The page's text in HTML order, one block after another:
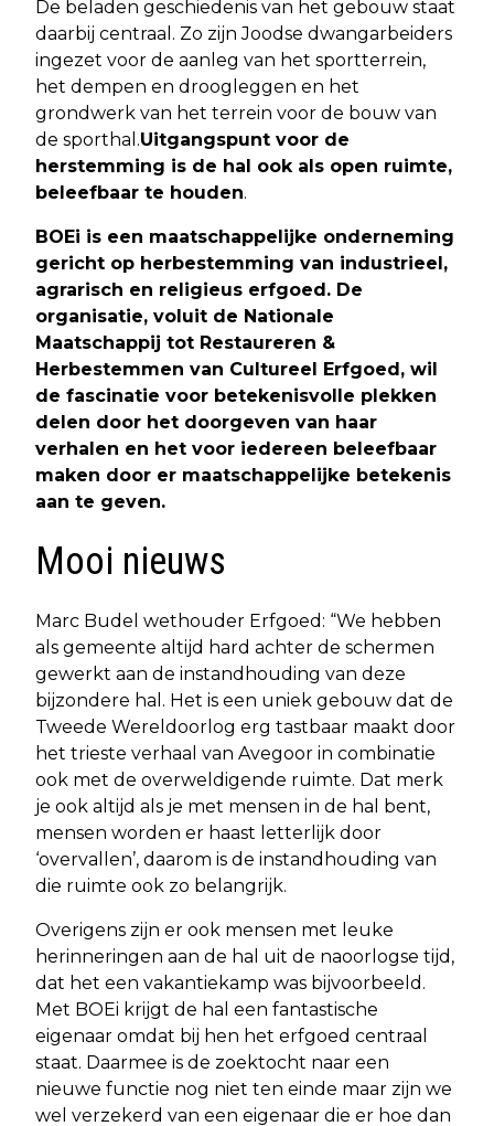
De beladen geschiedenis van het gebouw staat
daarbij centraal. Zo zijn Joodse dwangarbeiders
ingezet voor de aanleg van het sportterrein,
het dempen en droogleggen en het
grondwerk van het terrein voor de bouw van
de sporthal.Uitgangspunt voor de
herstemming is de hal ook als open ruimte,
beleefbaar te houden.
BOEi is een maatschappelijke onderneming
gericht op herbestemming van industrieel,
agrarisch en religieus erfgoed. De
organisatie, voluit de Nationale
Maatschappij tot Restaureren &
Herbestemmen van Cultureel Erfgoed, wil
de fascinatie voor betekenisvolle plekken
delen door het doorgeven van haar
verhalen en het voor iedereen beleefbaar
maken door er maatschappelijke betekenis
aan te geven.
Mooi nieuws
Marc Budel wethouder Erfgoed: “We hebben
als gemeente altijd hard achter de schermen
gewerkt aan de instandhouding van deze
bijzondere hal. Het is een uniek gebouw dat de
Tweede Wereldoorlog erg tastbaar maakt door
het trieste verhaal van Avegoor in combinatie
ook met de overweldigende ruimte. Dat merk
je ook altijd als je met mensen in de hal bent,
mensen worden er haast letterlijk door
‘overvallen’, daarom is de instandhouding van
die ruimte ook zo belangrijk.
Overigens zijn er ook mensen met leuke
herinneringen aan de hal uit de naoorlogse tijd,
dat het een vakantiekamp was bijvoorbeeld.
Met BOEi krijgt de hal een fantastische
eigenaar omdat bij hen het erfgoed centraal
staat. Daarmee is de zoektocht naar een
nieuwe functie nog niet ten einde maar zijn we
wel verzekerd van een eigenaar die er hoe dan